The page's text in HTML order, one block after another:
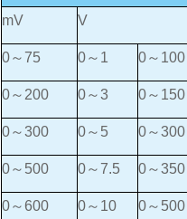
mV V
0～75 0～1 0～100
0～200 0～3 0～150
0～300 0～5 0～300
0～500 0～7.5 0～350
0～600 0～10 0～500